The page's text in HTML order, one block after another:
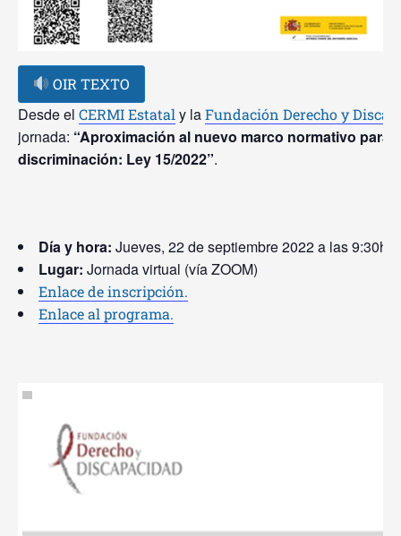
OIR TEXTO
Desde el CERMI Estatal y laFundación Derecho y
jornada: “Aproximación al nuevo marco normativo para
discriminación: Ley 15/2022”.
Día y hora: Jueves, 22 de septiembre 2022 a las 9:30h
Lugar: Jornada virtual (vía ZOOM)
Enlace de inscripción.
Enlace al programa.